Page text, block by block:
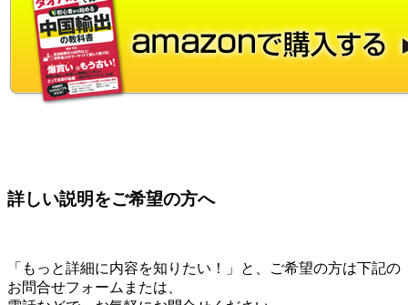
詳しい説明をご希望の方へ
「もっと詳細に内容を知りたい！」と、ご希望の方は下記の
お問合せフォームまたは、